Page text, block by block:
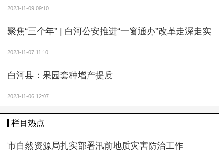
利，使乡村文化与商贸经济高度融合、共同繁荣!仓上镇
镇长胡世杰说。
2023-11-09 09:10
聚焦“三个年” | 白河公安推进“一窗通办”改革走深走实
2023-11-07 11:10
白河县：果园套种增产提质
2023-11-06 12:07
栏目热点
市自然资源局扎实部署汛前地质灾害防治工作